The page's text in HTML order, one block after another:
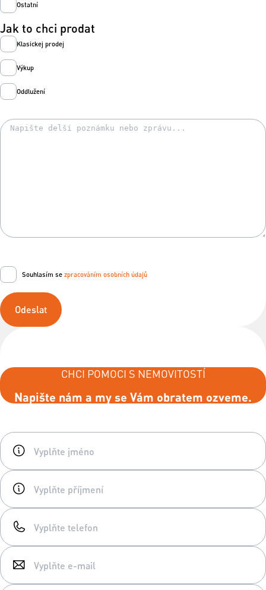
Ostatní
Jak to chci prodat
Klasickej prodej
Výkup
Oddlužení
Souhlasím se zpracováním osobních údajů
Odeslat
CHCI POMOCI S NEMOVITOSTÍ
Napište nám a my se Vám obratem ozveme.